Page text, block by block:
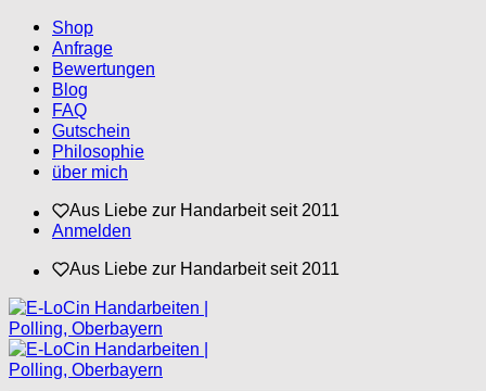
Zum
Inhalt
springen
Shop
Anfrage
Bewertungen
Blog
FAQ
Gutschein
Philosophie
über mich
Aus Liebe zur Handarbeit seit 2011
Anmelden
Aus Liebe zur Handarbeit seit 2011